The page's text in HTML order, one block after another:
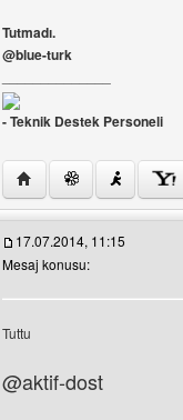
profilini görüntüle
Tutmadı.
@blue-turk
- Teknik Destek Personeli
Yazarın web sitesini
profilini görüntüle
17.07.2014, 11:15
Mesaj konusu:
Tuttu
@aktif-dost